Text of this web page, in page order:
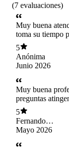
(7 evaluaciones)
Muy buena
toma su tiempo
lo que uno siente
5
Anónima
Junio 2026
Muy buena
preguntas
seriedad.
consulta.
5
Fernando
Valenzuela
Mayo 2026